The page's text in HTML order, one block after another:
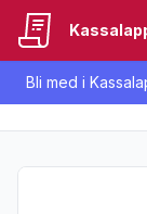
Bli med i